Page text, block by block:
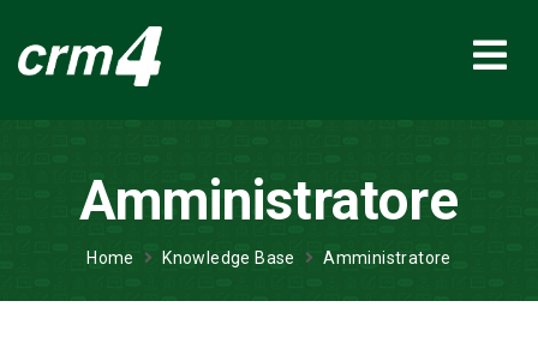
Amministratore
Home Knowledge Base Amministratore